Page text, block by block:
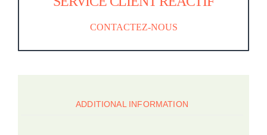
CONTACTEZ-NOUS
ADDITIONAL INFORMATION